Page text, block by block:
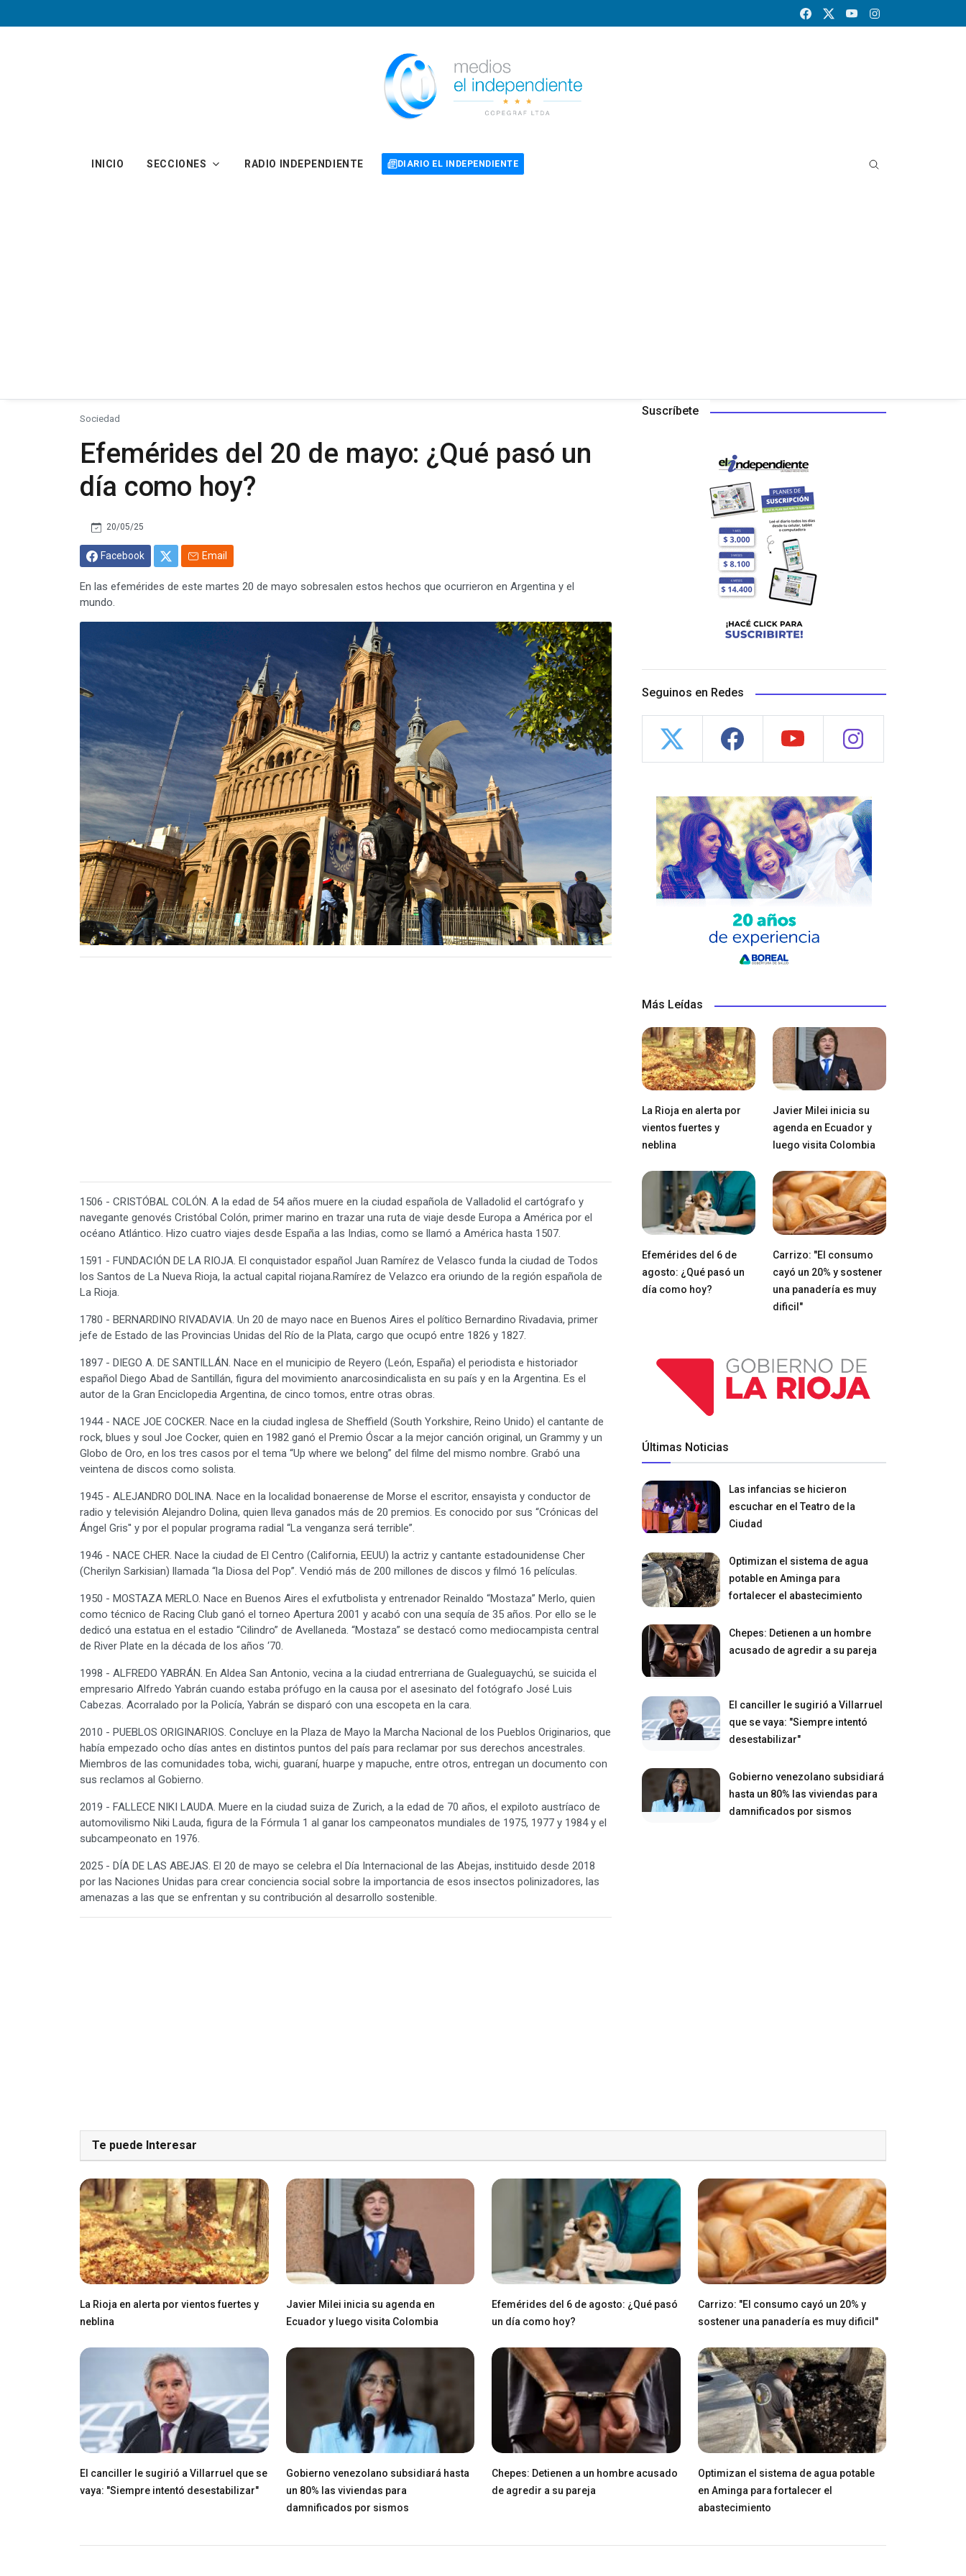
INICIO SECCIONES RADIO INDEPENDIENTE DIARIO EL INDEPENDIENTE
Sociedad
Efemérides del 20 de mayo: ¿Qué pasó un
día como hoy?
20/05/25
Facebook Email
En las efemérides de este martes 20 de mayo sobresalen estos hechos que ocurrieron en Argentina y el
mundo.
1506 - CRISTÓBAL COLÓN. A la edad de 54 años muere en la ciudad española de Valladolid el cartógrafo y
navegante genovés Cristóbal Colón, primer marino en trazar una ruta de viaje desde Europa a América por el
océano Atlántico. Hizo cuatro viajes desde España a las Indias, como se llamó a América hasta 1507.
1591 - FUNDACIÓN DE LA RIOJA. El conquistador español Juan Ramírez de Velasco funda la ciudad de Todos
los Santos de La Nueva Rioja, la actual capital riojana.Ramírez de Velazco era oriundo de la región española de
La Rioja.
1780 - BERNARDINO RIVADAVIA. Un 20 de mayo nace en Buenos Aires el político Bernardino Rivadavia, primer
jefe de Estado de las Provincias Unidas del Río de la Plata, cargo que ocupó entre 1826 y 1827.
1897 - DIEGO A. DE SANTILLÁN. Nace en el municipio de Reyero (León, España) el periodista e historiador
español Diego Abad de Santillán, figura del movimiento anarcosindicalista en su país y en la Argentina. Es el
autor de la Gran Enciclopedia Argentina, de cinco tomos, entre otras obras.
1944 - NACE JOE COCKER. Nace en la ciudad inglesa de Sheffield (South Yorkshire, Reino Unido) el cantante de
rock, blues y soul Joe Cocker, quien en 1982 ganó el Premio Óscar a la mejor canción original, un Grammy y un
Globo de Oro, en los tres casos por el tema “Up where we belong” del filme del mismo nombre. Grabó una
veintena de discos como solista.
1945 - ALEJANDRO DOLINA. Nace en la localidad bonaerense de Morse el escritor, ensayista y conductor de
radio y televisión Alejandro Dolina, quien lleva ganados más de 20 premios. Es conocido por sus “Crónicas del
Ángel Gris'' y por el popular programa radial “La venganza será terrible”.
1946 - NACE CHER. Nace la ciudad de El Centro (California, EEUU) la actriz y cantante estadounidense Cher
(Cherilyn Sarkisian) llamada “la Diosa del Pop”. Vendió más de 200 millones de discos y filmó 16 películas.
1950 - MOSTAZA MERLO. Nace en Buenos Aires el exfutbolista y entrenador Reinaldo “Mostaza” Merlo, quien
como técnico de Racing Club ganó el torneo Apertura 2001 y acabó con una sequía de 35 años. Por ello se le
dedicó una estatua en el estadio “Cilindro” de Avellaneda. “Mostaza” se destacó como mediocampista central
de River Plate en la década de los años ‘70.
1998 - ALFREDO YABRÁN. En Aldea San Antonio, vecina a la ciudad entrerriana de Gualeguaychú, se suicida el
empresario Alfredo Yabrán cuando estaba prófugo en la causa por el asesinato del fotógrafo José Luis
Cabezas. Acorralado por la Policía, Yabrán se disparó con una escopeta en la cara.
2010 - PUEBLOS ORIGINARIOS. Concluye en la Plaza de Mayo la Marcha Nacional de los Pueblos Originarios, que
había empezado ocho días antes en distintos puntos del país para reclamar por sus derechos ancestrales.
Miembros de las comunidades toba, wichi, guaraní, huarpe y mapuche, entre otros, entregan un documento con
sus reclamos al Gobierno.
2019 - FALLECE NIKI LAUDA. Muere en la ciudad suiza de Zurich, a la edad de 70 años, el expiloto austríaco de
automovilismo Niki Lauda, figura de la Fórmula 1 al ganar los campeonatos mundiales de 1975, 1977 y 1984 y el
subcampeonato en 1976.
2025 - DÍA DE LAS ABEJAS. El 20 de mayo se celebra el Día Internacional de las Abejas, instituido desde 2018
por las Naciones Unidas para crear conciencia social sobre la importancia de esos insectos polinizadores, las
amenazas a las que se enfrentan y su contribución al desarrollo sostenible.
Suscríbete
Seguinos en Redes
Más Leídas
La Rioja en alerta por
vientos fuertes y
neblina
Javier Milei inicia su
agenda en Ecuador y
luego visita Colombia
Efemérides del 6 de
agosto: ¿Qué pasó un
día como hoy?
Carrizo: "El consumo
cayó un 20% y sostener
una panadería es muy
dificil"
Últimas Noticias
Las infancias se hicieron
escuchar en el Teatro de la
Ciudad
Optimizan el sistema de agua
potable en Aminga para
fortalecer el abastecimiento
Chepes: Detienen a un hombre
acusado de agredir a su pareja
El canciller le sugirió a Villarruel
que se vaya: "Siempre intentó
desestabilizar"
Gobierno venezolano subsidiará
hasta un 80% las viviendas para
damnificados por sismos
Te puede Interesar
La Rioja en alerta por vientos fuertes y
neblina
Javier Milei inicia su agenda en
Ecuador y luego visita Colombia
Efemérides del 6 de agosto: ¿Qué pasó
un día como hoy?
Carrizo: "El consumo cayó un 20% y
sostener una panadería es muy dificil"
El canciller le sugirió a Villarruel que se
vaya: "Siempre intentó desestabilizar"
Gobierno venezolano subsidiará hasta
un 80% las viviendas para
damnificados por sismos
Chepes: Detienen a un hombre acusado
de agredir a su pareja
Optimizan el sistema de agua potable
en Aminga para fortalecer el
abastecimiento